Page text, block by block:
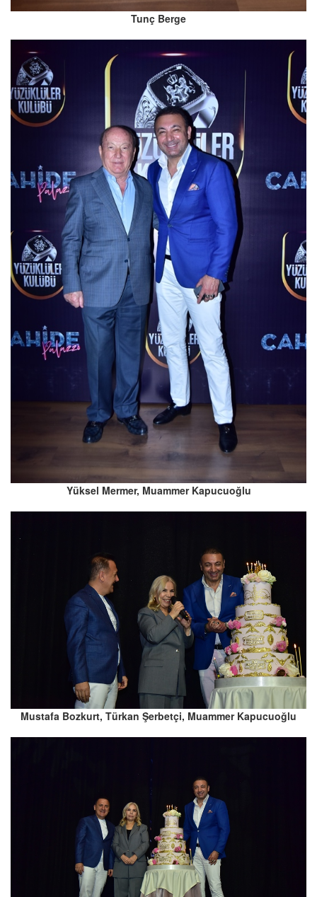
Tunç Berge
Yüksel Mermer, Muammer Kapucuoğlu
Mustafa Bozkurt, Türkan Şerbetçi, Muammer Kapucuoğlu